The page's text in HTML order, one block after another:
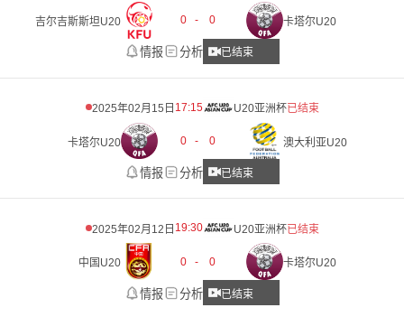
吉尔吉斯斯坦U20 0 - 0 卡塔尔U20
情报 分析 已结束
2025年02月15日 17:15 U20亚洲杯已结束
卡塔尔U20 0 - 0 澳大利亚U20
情报 分析 已结束
2025年02月12日 19:30 U20亚洲杯已结束
中国U20 0 - 0 卡塔尔U20
情报 分析 已结束